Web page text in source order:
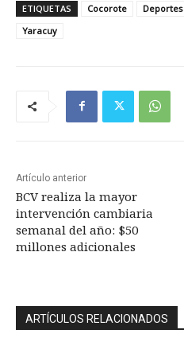
ETIQUETAS Cocorote Deportes
Yaracuy
Artículo anterior
BCV realiza la mayor
intervención cambiaria
semanal del año: $50
millones adicionales
ARTÍCULOS RELACIONADOS